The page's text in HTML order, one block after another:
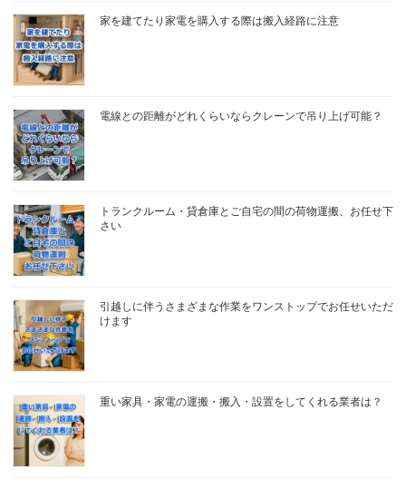
家を建てたり家電を購入する際は搬入経路に注意
電線との距離がどれくらいならクレーンで吊り上げ可能？
トランクルーム・貸倉庫とご自宅の間の荷物運搬、お任せ下
さい
引越しに伴うさまざまな作業をワンストップでお任せいただ
けます
重い家具・家電の運搬・搬入・設置をしてくれる業者は？